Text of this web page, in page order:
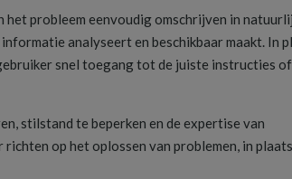
probleem eenvoudig omschrijven in
analyseert en beschikbaar maakt. In
snel toegang tot de juiste instructies
stilstand te beperken en de expertise van
op het oplossen van problemen, in